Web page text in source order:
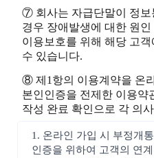
⑦ 회사는 자급단말이 정보
경우 장애발생에 대한 원
이용보호를 위해 해당 고
수 있습니다.
⑧ 제1항의 이용계약을 온
본인인증을 전제한 이용약
작성 완료 확인으로 각 의
1. 온라인 가입 시 부정개
인증을 위하여 고객의 연